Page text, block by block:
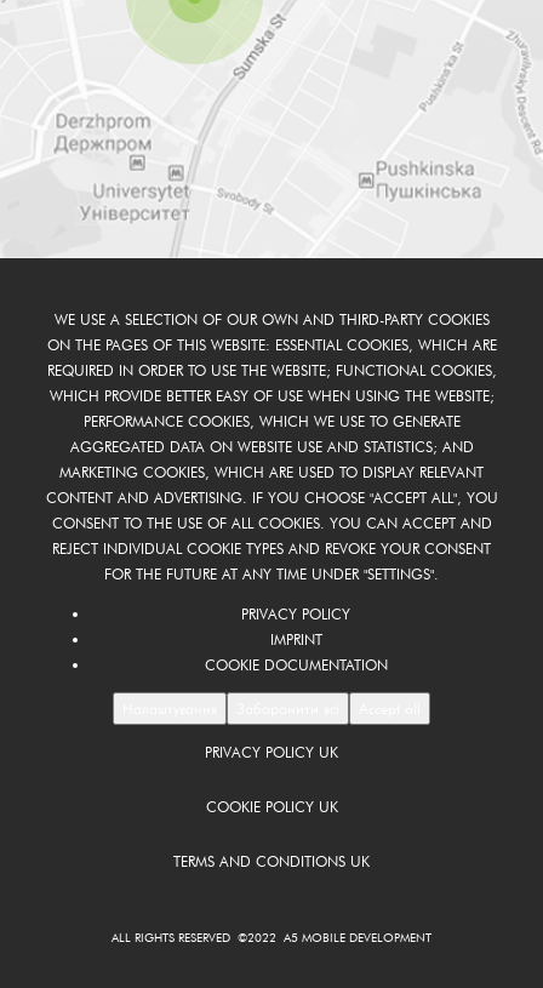
ALL RIGHTS RESERVED ©2022 A5 MOBILE DEVELOPMENT
PRIVACY POLICY UK
COOKIE POLICY UK
TERMS AND CONDITIONS UK
WE USE A SELECTION OF OUR OWN AND THIRD-PARTY COOKIES
ON THE PAGES OF THIS WEBSITE: ESSENTIAL COOKIES, WHICH ARE
REQUIRED IN ORDER TO USE THE WEBSITE; FUNCTIONAL COOKIES,
WHICH PROVIDE BETTER EASY OF USE WHEN USING THE WEBSITE;
PERFORMANCE COOKIES, WHICH WE USE TO GENERATE
AGGREGATED DATA ON WEBSITE USE AND STATISTICS; AND
MARKETING COOKIES, WHICH ARE USED TO DISPLAY RELEVANT
CONTENT AND ADVERTISING. IF YOU CHOOSE "ACCEPT ALL", YOU
CONSENT TO THE USE OF ALL COOKIES. YOU CAN ACCEPT AND
REJECT INDIVIDUAL COOKIE TYPES AND REVOKE YOUR CONSENT
FOR THE FUTURE AT ANY TIME UNDER "SETTINGS".
PRIVACY POLICY
IMPRINT
COOKIE DOCUMENTATION